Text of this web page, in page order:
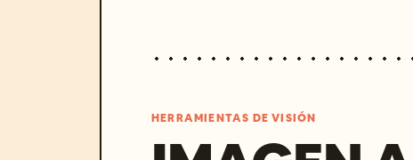
HERRAMIENTAS DE VISIÓN